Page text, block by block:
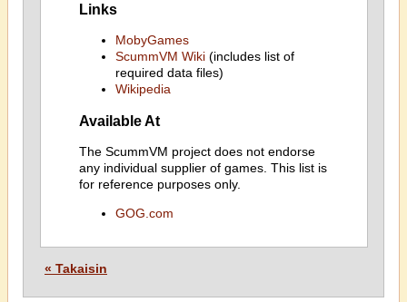
Links
MobyGames
ScummVM Wiki(includes list of
required data files)
Wikipedia
Available At
The ScummVM project does not endorse
any individual supplier of games. This list is
for reference purposes only.
GOG.com
« Takaisin